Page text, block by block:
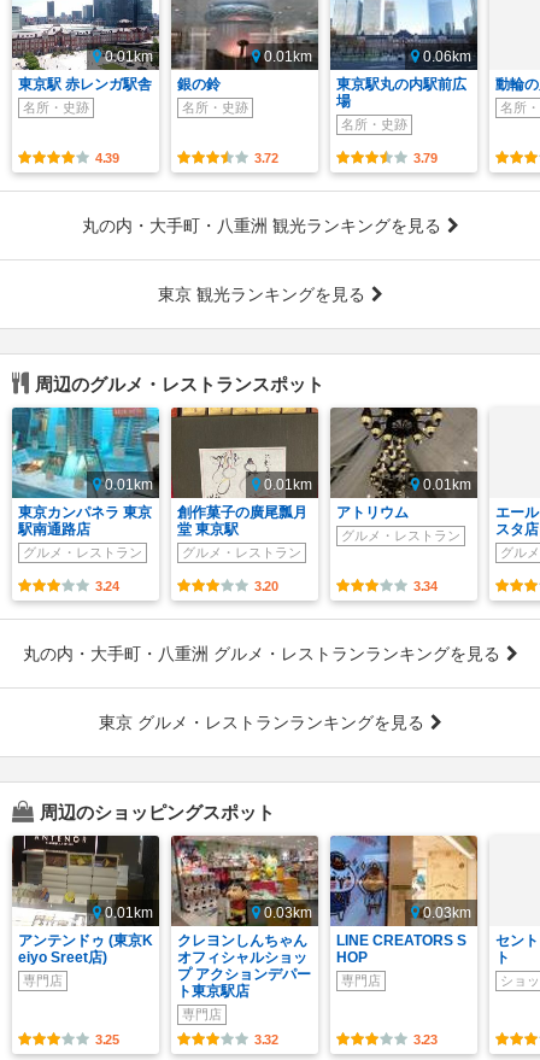
0.01km
東京駅 赤レンガ駅舎
名所・史跡
4.39
0.01km
銀の鈴
名所・史跡
3.72
0.06km
東京駅丸の内駅前広
場
名所・史跡
3.79
動輪
名所
丸の内・大手町・八重洲 観光ランキングを見る
東京 観光ランキングを見る
周辺のグルメ・レストランスポット
0.01km
東京カンパネラ 東京
駅南通路店
グルメ・レストラン
3.24
0.01km
創作菓子の廣尾瓢月
堂 東京駅
グルメ・レストラン
3.20
0.01km
アトリウム
グルメ・レストラン
3.34
エー
スタ店
グル
丸の内・大手町・八重洲 グルメ・レストランランキングを見る
東京 グルメ・レストランランキングを見る
周辺のショッピングスポット
0.01km
アンテンドゥ (東京K
eiyo Sreet店)
専門店
3.25
0.03km
クレヨンしんちゃん
オフィシャルショッ
プ アクションデパー
ト東京駅店
専門店
3.32
0.03km
LINE CREATORS S
HOP
専門店
3.23
セン
ト
ショ